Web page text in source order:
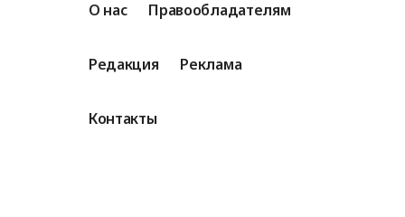
О нас Правообладателям
Редакция Реклама
Контакты